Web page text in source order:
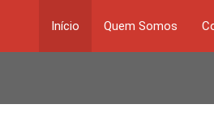
Início Quem Somos